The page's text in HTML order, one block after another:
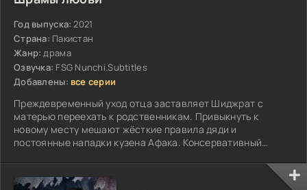
Год выпуска: 2021
Страна: Пакистан
Жанр: драма
Озвучка: FSG Nunchi.Subtitles
Добавлены: все серии
Преждевременный уход отца заставляет Шиджрат с
матерью переехать к родственникам. Привыкнуть к
новому месту мешают жёсткие правила дяди и
постоянные нападки кузена Афака. Консервативный